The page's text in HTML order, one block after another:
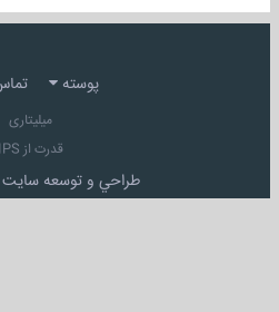
پوسته
میلیتاری
قدرت از IPS
طراحي و توسعه